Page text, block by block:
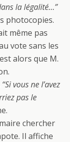
la légalité…”
photocopies.
même pas
vote sans les
alors que M.
“Si vous ne l’avez
pas le
chercher
Il affiche